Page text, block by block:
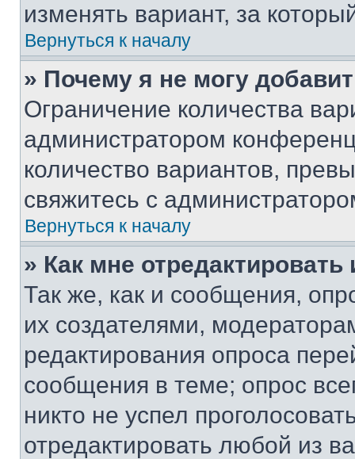
изменять вариант, за
Вернуться к началу
» Почему я не могу
Ограничение количества
администратором
количество вариантов,
свяжитесь с
Вернуться к началу
» Как мне
Так же, как и сообщения,
их создателями,
редактирования опроса
сообщения в теме; опрос
никто не успел
отредактировать любой из